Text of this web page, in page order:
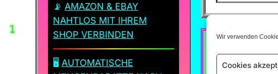
Wir verwenden
Cookies
📡 AMAZON & EBAY
NAHTLOS MIT IHREM
SHOP VERBINDEN
🖥️ AUTOMATISCHE